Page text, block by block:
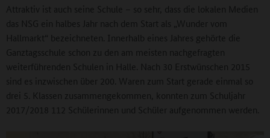
Attraktiv ist auch seine Schule – so sehr, dass die lokalen Medien
das NSG ein halbes Jahr nach dem Start als „Wunder vom
Hallmarkt“ bezeichneten. Innerhalb eines Jahres gehörte die
Ganztagsschule schon zu den am meisten nachgefragten
weiterführenden Schulen in Halle. Nach 30 Erstwünschen 2015
sind es inzwischen über 200. Waren zum Start gerade einmal so
drei 5. Klassen zusammengekommen, konnten zum Schuljahr
2017/2018 112 Schülerinnen und Schüler aufgenommen werden.